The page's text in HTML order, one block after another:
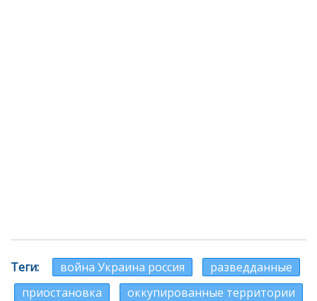
Теги война Украина россия
разведданные
приостановка
оккупированные территории